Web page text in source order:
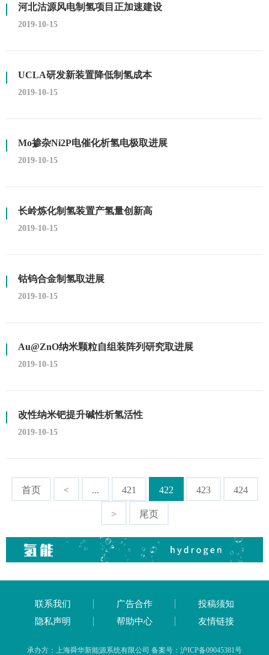
河北沽源风电制氢项目正加速建设
2019-10-15
UCLA研发新装置降低制氢成本
2019-10-15
Mo掺杂Ni2P电催化析氢电极取进展
2019-10-15
长岭炼化制氢装置产氢量创新高
2019-10-15
钴钨合金制氢取进展
2019-10-15
Au@ZnO纳米颗粒自组装阵列研究取进展
2019-10-15
改性纳米钯提升碱性析氢活性
2019-10-15
首页 < ... 421 422 423 424
> 尾页
联系我们 广告合作
投稿须知
隐私声明
帮助中心 友情链接
承办方：上海舜华新能源系统有限公司 备案号：沪ICP备09045381号